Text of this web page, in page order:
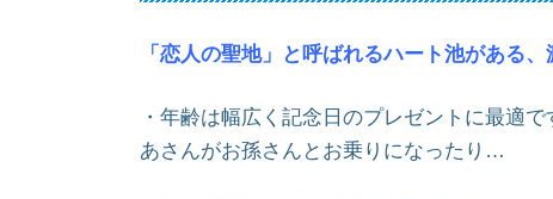
「恋人の聖地」と呼ばれるハート池がある
・年齢は幅広く記念日のプレゼントに最適
あさんがお孫さんとお乗りになったり…